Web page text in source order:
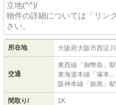
立地(^^)/
物件の詳細については「リン
さい。
所在地 大阪府大阪市西淀
交通
東西線 「 御幣島 」
東海道本線 「 塚本
阪神本線 「 姫島 」
間取り/
1K